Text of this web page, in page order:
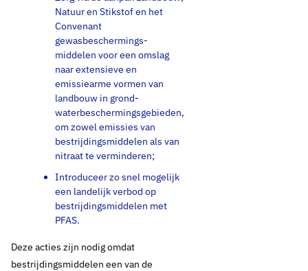
Natuur en Stikstof en het
Convenant
gewasbeschermings-
middelen voor een omslag
naar extensieve en
emissiearme vormen van
landbouw in grond-
waterbeschermingsgebieden,
om zowel emissies van
bestrijdingsmiddelen als van
nitraat te verminderen;
Introduceer zo snel mogelijk
een landelijk verbod op
bestrijdingsmiddelen met
PFAS.
Deze acties zijn nodig omdat
bestrijdingsmiddelen een van de